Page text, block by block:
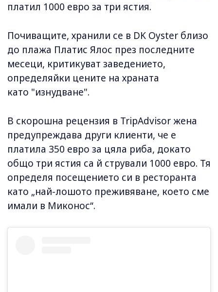
платил 1000 евро за три ястия.
Почиващите, хранили се в DK Oyster близо
до плажа Платис Ялос през последните
месеци, критикуват заведението,
определяйки цените на храната
като "изнудване".
В скорошна рецензия в TripAdvisor жена
предупреждава други клиенти, че е
платила 350 евро за цяла риба, докато
общо три ястия са й стрували 1000 евро. Тя
определя посещението си в ресторанта
като „най-лошото преживяване, което сме
имали в Миконос“.